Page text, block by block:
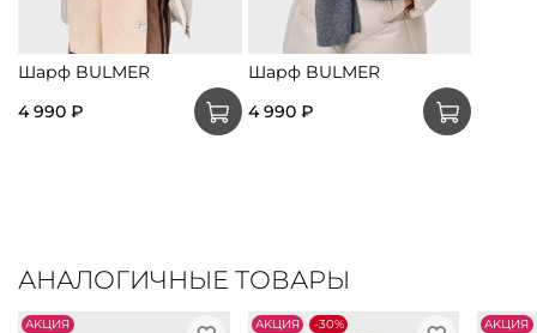
Шарф BULMER
4 990 ₽
Шарф BULMER
4 990 ₽
АНАЛОГИЧНЫЕ ТОВАРЫ
АKЦИЯ АKЦИЯ -30% АKЦИЯ